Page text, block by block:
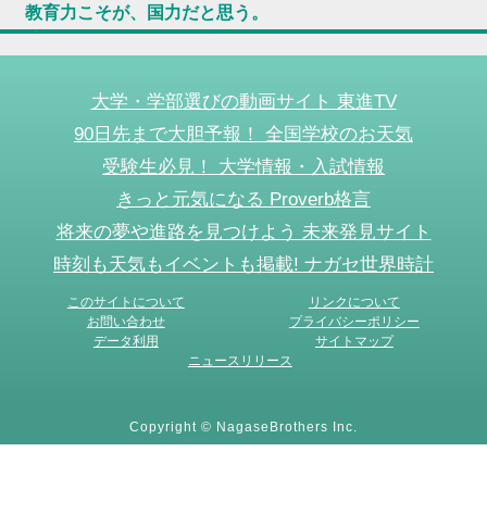
教育力こそが、国力だと思う。
大学・学部選びの動画サイト 東進TV
90日先まで大胆予報！ 全国学校のお天気
受験生必見！ 大学情報・入試情報
きっと元気になる Proverb格言
将来の夢や進路を見つけよう 未来発見サイト
時刻も天気もイベントも掲載! ナガセ世界時計
このサイトについて
リンクについて
お問い合わせ
プライバシーポリシー
データ利用
サイトマップ
ニュースリリース
Copyright © NagaseBrothers Inc.